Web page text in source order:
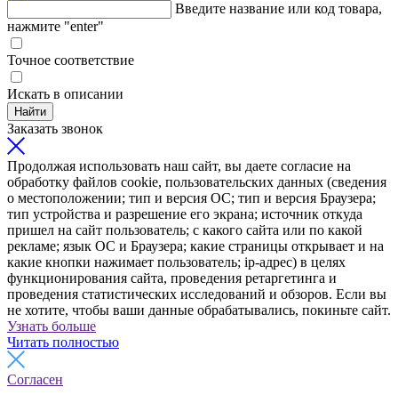
Введите название или код товара,
нажмите "enter"
Точное соответствие
Искать в описании
Найти
Заказать звонок
Продолжая использовать наш сайт, вы даете согласие на
обработку файлов cookie, пользовательских данных (сведения
о местоположении; тип и версия ОС; тип и версия Браузера;
тип устройства и разрешение его экрана; источник откуда
пришел на сайт пользователь; с какого сайта или по какой
рекламе; язык ОС и Браузера; какие страницы открывает и на
какие кнопки нажимает пользователь; ip-адрес) в целях
функционирования сайта, проведения ретаргетинга и
проведения статистических исследований и обзоров. Если вы
не хотите, чтобы ваши данные обрабатывались, покиньте сайт.
Узнать больше
Читать полностью
Согласен